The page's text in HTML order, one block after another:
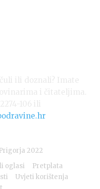
2022
oglasi
Pretplata
Uvjeti korištenja